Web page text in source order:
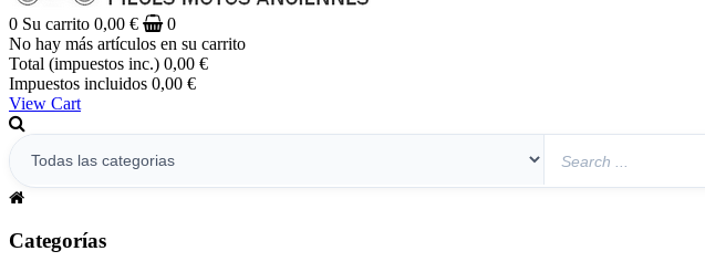
0 Su carrito 0,00 €
0
No hay más artículos en su carrito
Total (impuestos inc.) 0,00 €
Impuestos incluidos 0,00 €
View Cart
Categorías